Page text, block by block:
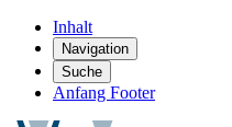
Inhalt
Navigation
Suche
Anfang Footer